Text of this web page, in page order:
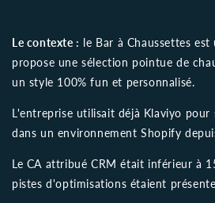
Le contexte : le Bar à Chaussettes
propose une sélection pointue de
un style 100% fun et personnalisé.
L'entreprise utilisait déjà Klaviyo pour
dans un environnement Shopify
Le CA attribué CRM était inférieur à
pistes d'optimisations étaient